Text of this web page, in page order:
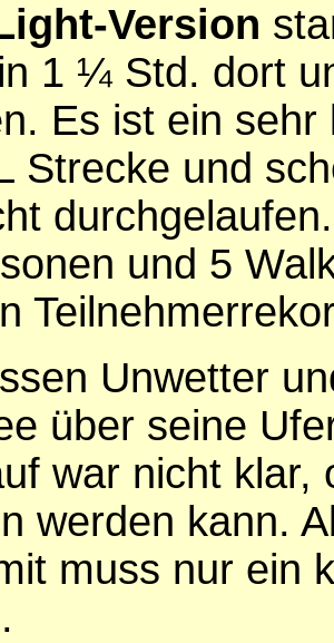
ight-Version
1 ¼ Std. dort
Es ist ein
Strecke und
und 5
Unwetter
über seine
war nicht klar,
werden kann.
muss nur ein